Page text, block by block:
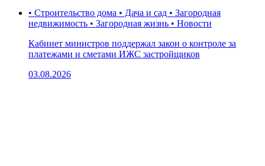
• Строительство дома • Дача и сад • Загородная
недвижимость • Загородная жизнь • Новости
Кабинет министров поддержал закон о контроле за
платежами и сметами ИЖС застройщиков
03.08.2026